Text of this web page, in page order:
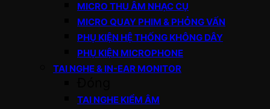
MICRO THU ÂM NHẠC CỤ
MICRO QUAY PHIM & PHỎNG VẤN
PHỤ KIỆN HỆ THỐNG KHÔNG DÂY
PHỤ KIỆN MICROPHONE
TAI NGHE & IN-EAR MONITOR
TAI NGHE KIỂM ÂM